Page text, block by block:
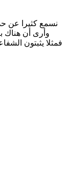
وأرى أن هناك
فمثلا يثبتون